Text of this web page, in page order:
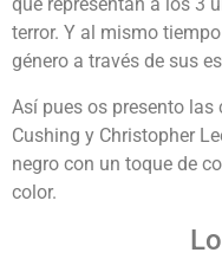
que representan a los 3
terror. Y al mismo
género a través de sus
Así pues os presento las
Cushing y Christopher
negro con un toque de
color.